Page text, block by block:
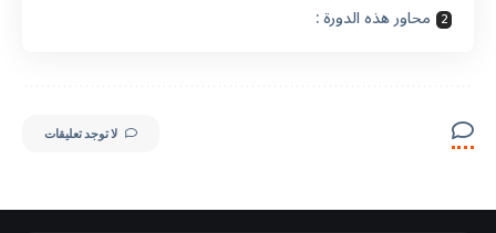
محاور هذه الدورة :
لا توجد تعليقات